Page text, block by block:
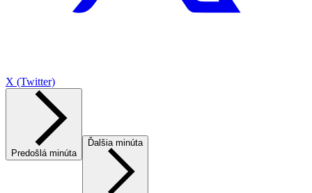
X (Twitter)
Predošlá minúta
Ďalšia minúta